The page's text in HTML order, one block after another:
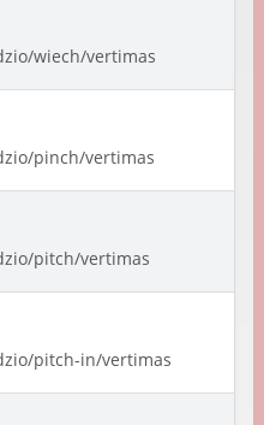
wiech/vertimas
pinch/vertimas
pitch/vertimas
pitch-in/vertimas